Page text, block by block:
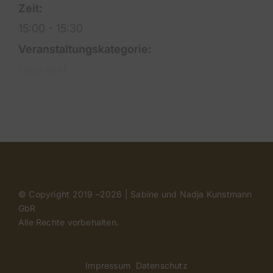
Zeit:
15:00 - 15:30
Veranstaltungskategorie:
© Copyright 2019 –2026 | Sabine und Nadja Kunstmann
GbR
Alle Rechte vorbehalten.
Impressum Datenschutz